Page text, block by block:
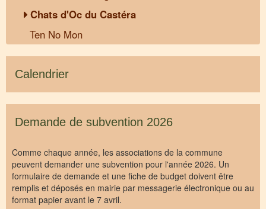
Chats d'Oc du Castéra
Ten No Mon
Calendrier
Demande de subvention 2026
Comme chaque année, les associations de la commune
peuvent demander une subvention pour l'année 2026. Un
formulaire de demande et une fiche de budget doivent être
remplis et déposés en mairie par messagerie électronique ou au
format papier avant le 7 avril.